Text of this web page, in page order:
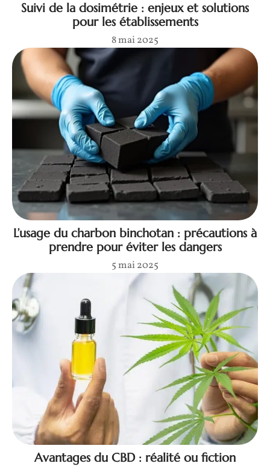
Suivi de la dosimétrie : enjeux et solutions
pour les établissements
8 mai 2025
L’usage du charbon binchotan : précautions à
prendre pour éviter les dangers
5 mai 2025
Avantages du CBD : réalité ou fiction